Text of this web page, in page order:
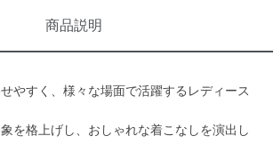
商品説明
やすく、様々な場面で活躍するレディース
を格上げし、おしゃれな着こなしを演出し